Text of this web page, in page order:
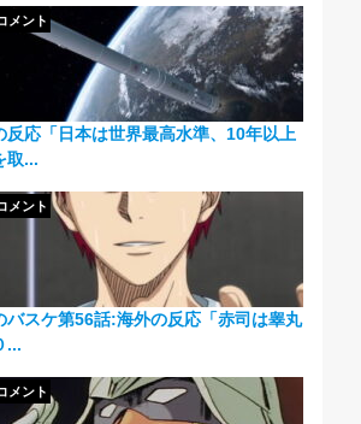
反応「日本は世界最高水準、10年以上
取...
メント
バスケ第56話:海外の反応「赤司は睾丸
...
メント
メント